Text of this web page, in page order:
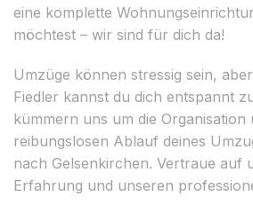
eine komplette
möchtest – wir sind für dich da!
Umzüge können stressig sein,
Fiedler kannst du dich entspannt
kümmern uns um die Organisation
reibungslosen Ablauf deines
nach Gelsenkirchen. Vertraue auf
Erfahrung und unseren